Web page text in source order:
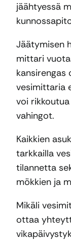
jäähtyessä
Jäätymisen
mittari
kansirengas
vesimittaria
voi
vahingot.
Kaikkien
tarkkailla
tilannetta
mökkien ja
Mikäli
ottaa